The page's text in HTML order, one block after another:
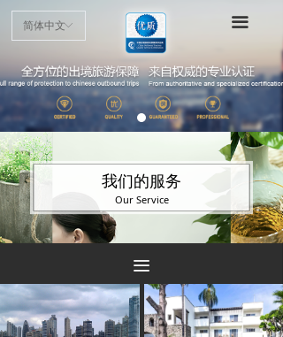
끀
首页
申请指南
认证标准
优质商户
最新动态
ꀅ
简体中文
我们的服务
Our Service
끀